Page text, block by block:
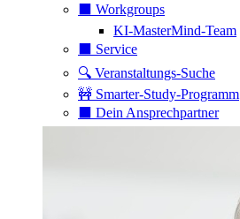
⬛️ Workgroups
KI-MasterMind-Team
⬛️ Service
🔍 Veranstaltungs-Suche
🚧 Smarter-Study-Programm
⬛️ Dein Ansprechpartner